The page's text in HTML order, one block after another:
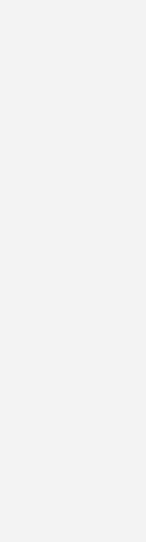
SBZ
uns
und
über